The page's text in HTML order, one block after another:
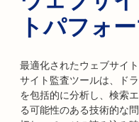
トパフォ
最適化されたウェブサイ
サイト監査ツールは、ド
を包括的に分析し、検索
る可能性のある技術的な